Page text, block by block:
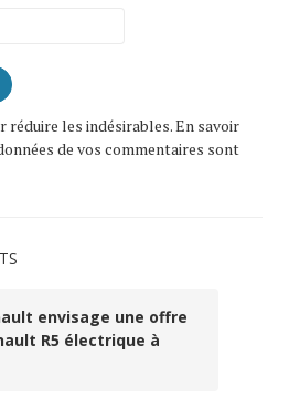
réduire les indésirables.En savoir
de vos commentaires sont
envisage une offre
R5 électrique à